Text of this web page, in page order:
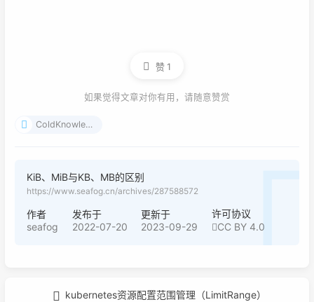
赞1
如果觉得文章对你有用，请随意赞赏
ColdKnowledge
KiB、MiB与KB、MB的区别
https://www.seafog.cn/archives/287588572
作者
seafog
发布于
2022-07-20
更新于
2023-09-29
许可协议
CC BY 4.0
kubernetes资源配置范围管理（LimitRange）